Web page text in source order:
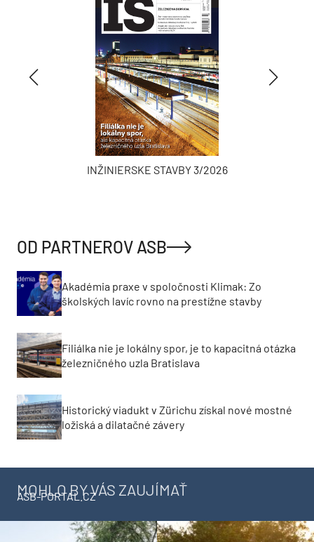
INŽINIERSKE STAVBY 3/2026
OD PARTNEROV ASB
Akadémia praxe v spoločnosti Klimak: Zo
školských lavíc rovno na prestížne stavby
Filiálka nie je lokálny spor, je to kapacitná otázka
železničného uzla Bratislava
Historický viadukt v Zürichu získal nové mostné
ložiská a dilatačné závery
MOHLO BY VÁS ZAUJÍMAŤ
ASB-PORTAL.CZ